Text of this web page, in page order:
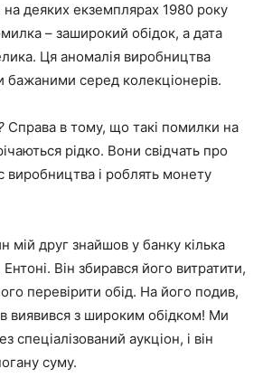
деяких екземплярах 1980 року
– заширокий обідок, а дата
Ця аномалія виробництва
бажаними серед колекціонерів.
Справа в тому, що такі помилки на
рідко. Вони свідчать про
виробництва і роблять монету
мій друг знайшов у банку кілька
Він збирався його витратити,
перевірити обід. На його подив,
виявився з широким обідком! Ми
спеціалізований аукціон, і він
суму.